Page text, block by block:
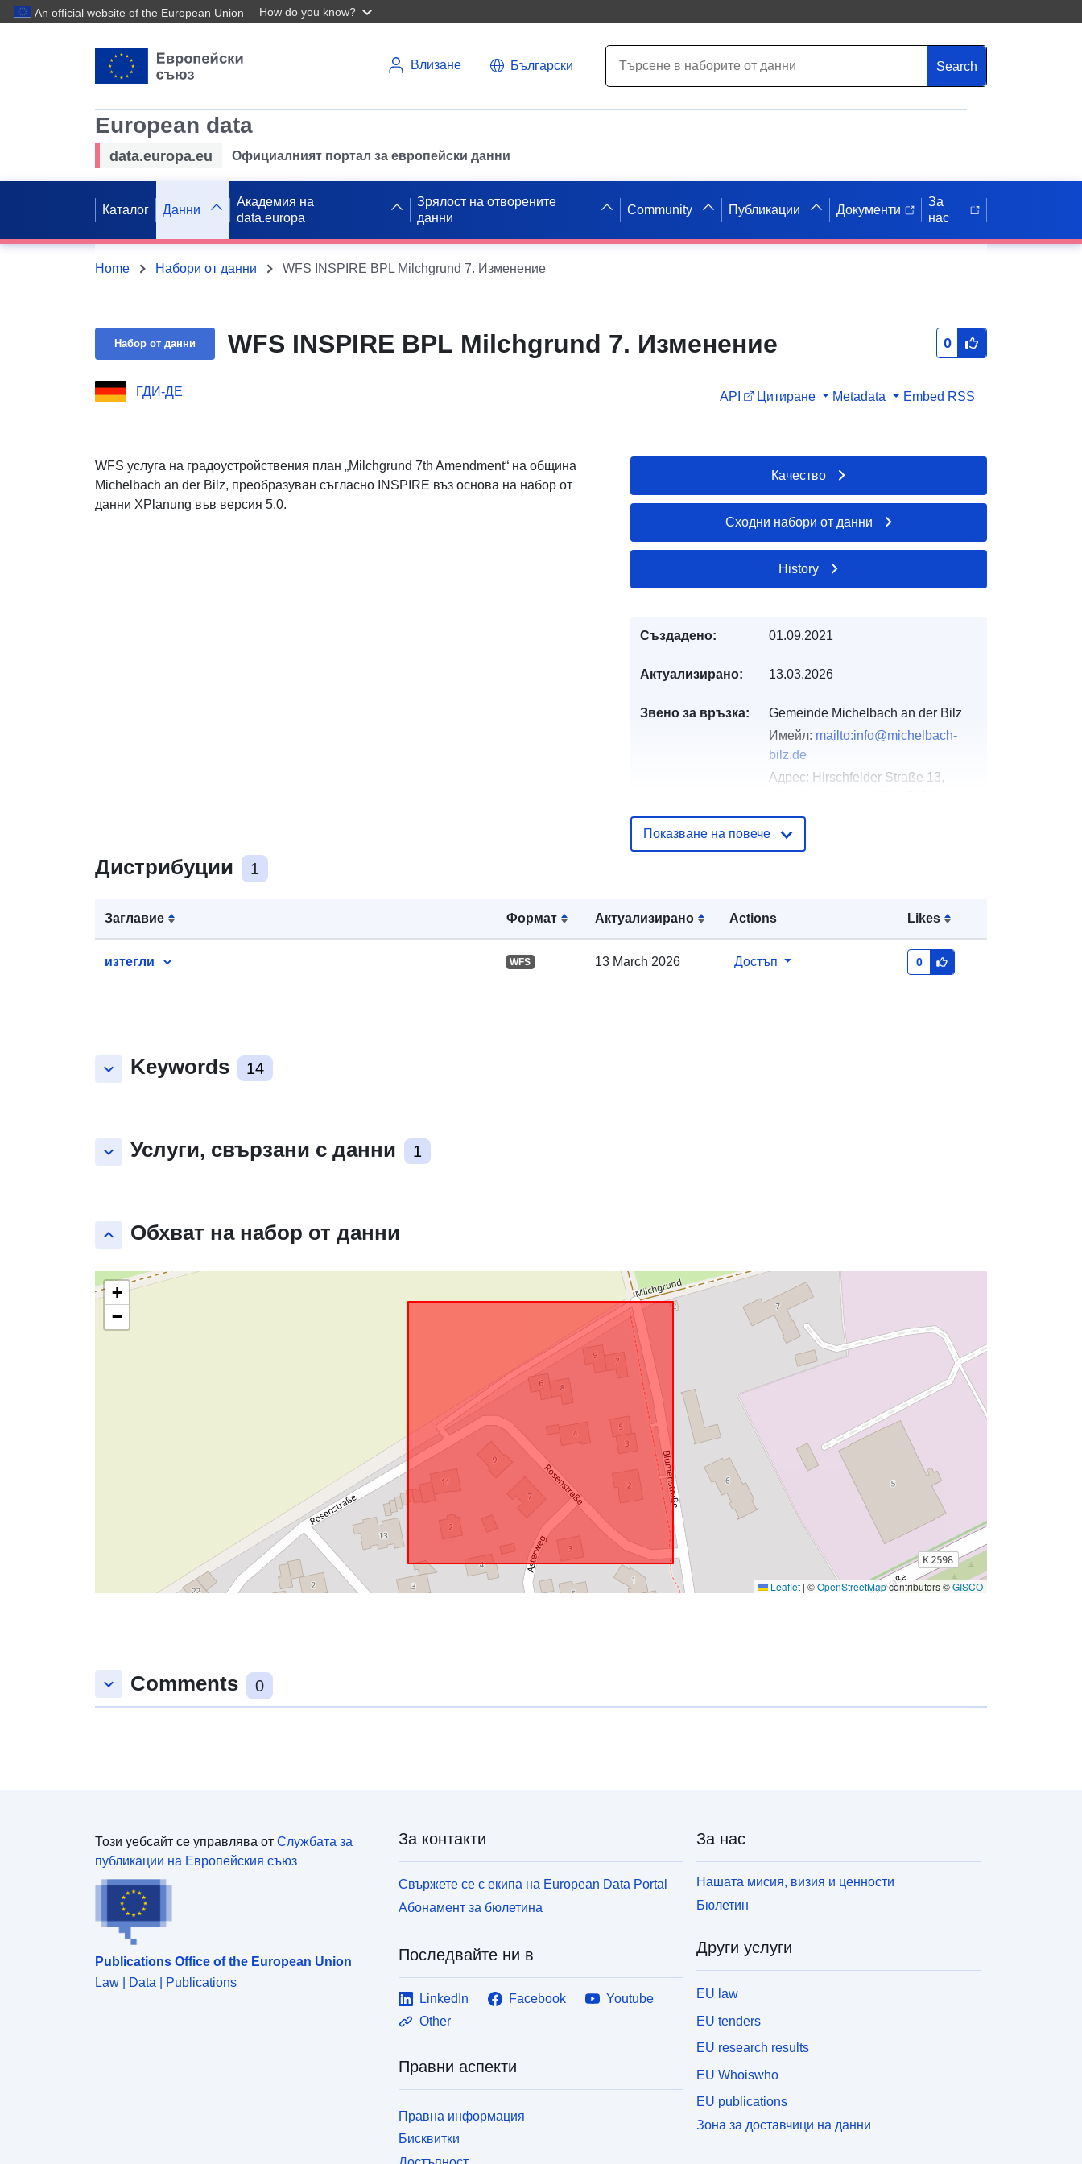
An official website of the European Union How do you know?
Влизане Български Search
European data
data.europa.eu Официалният портал за европейски данни
Каталог Данни
Академия на
data.europa
Зрялост на отворените
данни
Community Публикации Документи
За
нас
Home Набори от данни WFS INSPIRE BPL Milchgrund 7. Изменение
Набор от данни WFS INSPIRE BPL Milchgrund 7. Изменение 0
ГДИ-ДЕ API Цитиране Metadata Embed RSS
WFS услуга на градоустройствения план „Milchgrund 7th Amendment“ на община
Michelbach an der Bilz, преобразуван съгласно INSPIRE въз основа на набор от
данни XPlanung във версия 5.0.
Дистрибуции 1
Заглавие Формат Актуализирано Actions Likes
изтегли WFS 13 March 2026 Достъп 0
keyboard_arrow_down Keywords 14
keyboard_arrow_down Услуги, свързани с данни 1
keyboard_arrow_up Обхват на набор от данни
+
−
Leaflet | ©OpenStreetMapcontributors ©GISCO
Качество
Сходни набори от данни
History
Създадено: 01.09.2021
Актуализирано: 13.03.2026
Звено за връзка:
Gemeinde Michelbach an der Bilz
Имейл: mailto:info@michelbach-
bilz.de
Адрес: Hirschfelder Straße 13,
Deutschland
URL адрес:
запис:
February 2026
Актуализирана на data.europa.eu:
04 August 2026
7f74cd424d90
Показване на повече
keyboard_arrow_down Comments 0
Този уебсайт се управлява от Службата за
публикации на Европейския съюз
Publications Office of the European Union
Law | Data | Publications
За контакти
Свържете се с екипа на European Data Portal
Абонамент за бюлетина
Последвайте ни в
LinkedIn Facebook
Youtube
Other
Правни аспекти
Правна информация
Бисквитки
За нас
Нашата мисия, визия и ценности
Бюлетин
Други услуги
EU law
EU tenders
EU research results
EU Whoiswho
EU publications
Зона за доставчици на данни